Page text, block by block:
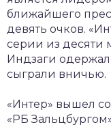
ближайшего
девять очков.
серии из десяти
Индзаги
сыграли вничью.
«Интер» вышел со
«РБ